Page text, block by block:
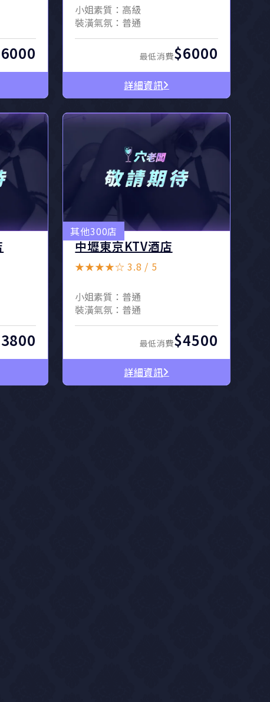
小姐素質：高級
裝潢氣氛：普通
最低消費$6000
詳細資訊
其他300店
中壢東京KTV酒店
★★★★☆ 3.8 / 5
小姐素質：普通
裝潢氣氛：普通
最低消費$4500
詳細資訊